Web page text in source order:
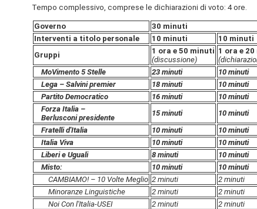
Tempo complessivo, comprese le dichiarazioni di voto: 4 ore.
Governo
30 minuti
Interventi a titolo personale
10 minuti
10 minuti
Gruppi
1 ora e 50 minuti
(discussione)
1 ora e
MoVimento 5 Stelle
23 minuti
10 minuti
Lega – Salvini premier
18 minuti
10 minuti
Partito Democratico
16 minuti
10 minuti
Forza Italia –
Berlusconi presidente
15 minuti
10 minuti
Fratelli d'Italia
10 minuti
10 minuti
Italia Viva
10 minuti
10 minuti
Liberi e Uguali
8 minuti
10 minuti
Misto:
10 minuti
10 minuti
CAMBIAMO! – 10 Volte Meglio 2 minuti
2 minuti
Minoranze Linguistiche
2 minuti
2 minuti
Noi Con l'Italia-USEI
2 minuti
2 minuti